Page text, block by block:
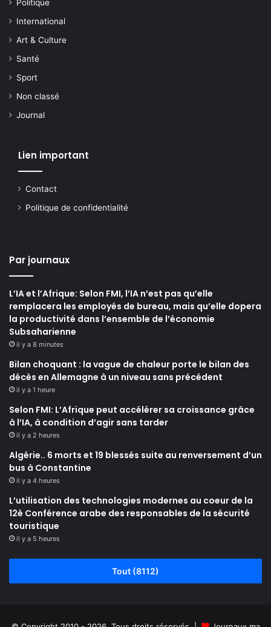
Politique
International
Art & Culture
Santé
Sport
Non classé
Journal
Lien important
Contact
Politique de confidentialité
Par journaux
L’IA et l’Afrique: Selon FMI, l’IA n’est pas qu’elle
remplacera les employés de bureau, mais qu’elle dopera
la productivité dans l’ensemble de l’économie
Subsaharienne
il y a 8 minutes
Bilan choquant : la vague de chaleur porte le bilan des
décès en Allemagne à un niveau sans précédent
il y a 1 heure
Selon FMI: L’Afrique peut accélérer sa croissance grâce
à l’IA, à condition d’agir sans tarder
il y a 2 heures
Algérie.. 6 morts et 19 blessés suite au renversement d’un
bus à Constantine
il y a 4 heures
L’utilisation des technologies modernes au coeur de la
12è Conférence arabe des responsables de la sécurité
touristique
il y a 5 heures
Tout (8112)